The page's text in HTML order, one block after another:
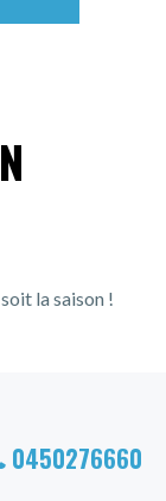
la saison !
0450276660